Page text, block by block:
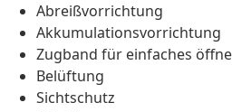
Abreißvorrichtung
Akkumulationsvorrichtung
Zugband für einfaches
Belüftung
Sichtschutz